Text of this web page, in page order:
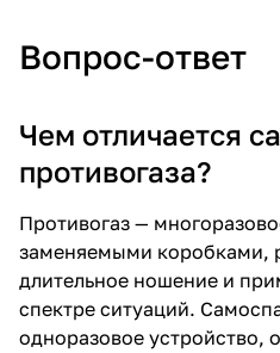
Вопрос-ответ
Чем отличается
противогаза?
Противогаз —
заменяемыми коробками,
длительное ношение и
спектре ситуаций.
одноразовое устройство,